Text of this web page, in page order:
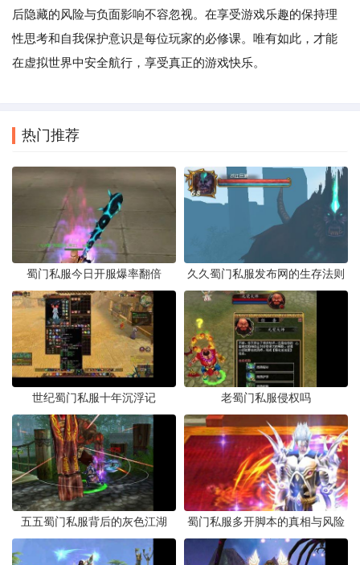
后隐藏的风险与负面影响不容忽视。在享受游戏乐趣的保持理
性思考和自我保护意识是每位玩家的必修课。唯有如此，才能
在虚拟世界中安全航行，享受真正的游戏快乐。
热门推荐
蜀门私服今日开服爆率翻倍 久久蜀门私服发布网的生存法则
世纪蜀门私服十年沉浮记 老蜀门私服侵权吗
五五蜀门私服背后的灰色江湖 蜀门私服多开脚本的真相与风险